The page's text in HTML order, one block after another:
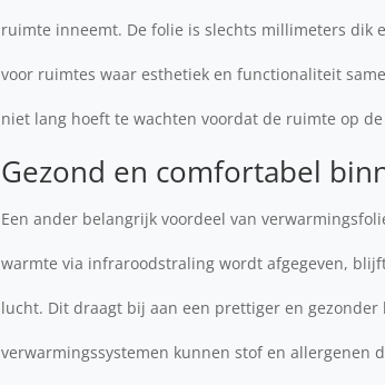
ruimte inneemt. De folie is slechts millimeters dik
voor ruimtes waar esthetiek en functionaliteit
niet lang hoeft te wachten voordat de ruimte op
Gezond en comfortabel
Een ander belangrijk voordeel van
warmte via infraroodstraling wordt afgegeven,
lucht. Dit draagt bij aan een prettiger en
verwarmingssystemen kunnen stof en